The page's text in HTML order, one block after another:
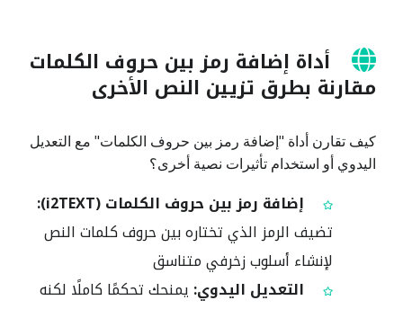
أداة إضافة رمز بين حروف الكلمات
مقارنة بطرق تزيين النص الأخرى
كيف تقارن أداة "إضافة رمز بين حروف الكلمات" مع التعديل
اليدوي أو استخدام تأثيرات نصية أخرى؟
إضافة رمز بين حروف الكلمات (i2TEXT):
تضيف الرمز الذي تختاره بين حروف كلمات النص
لإنشاء أسلوب زخرفي متناسق
التعديل اليدوي: يمنحك تحكمًا كاملًا لكنه